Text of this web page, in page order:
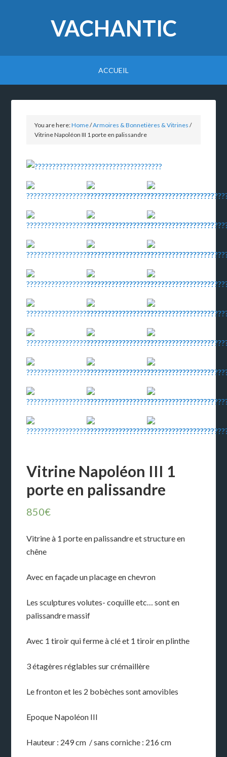
VACHANTIC
ACCUEIL
You are here:Home/Armoires & Bonnetières & Vitrines /
Vitrine Napoléon III 1 porte en palissandre
Vitrine Napoléon III 1
porte en palissandre
850€
Vitrine à 1 porte en palissandre et structure en
chêne
Avec en façade un placage en chevron
Les sculptures volutes- coquille etc… sont en
palissandre massif
Avec 1 tiroir qui ferme à clé et 1 tiroir en plinthe
3 étagères réglables sur crémaillère
Le fronton et les 2 bobèches sont amovibles
Epoque Napoléon III
Hauteur : 249 cm / sans corniche : 216 cm